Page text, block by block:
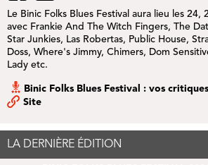
Le Binic Folks Blues Festival aura lieu les
avec Frankie And The Witch Fingers, The
Star Junkies, Las Robertas, Public House,
Doss, Where's Jimmy, Chimers, Dom
Lady etc.
Binic Folks Blues Festival : vos
Site
LA DERNIÈRE ÉDITION